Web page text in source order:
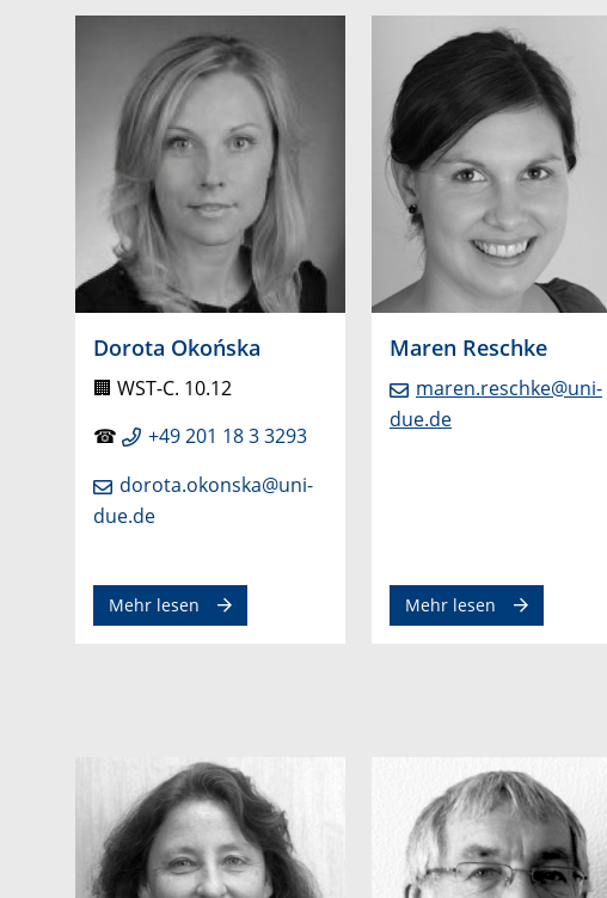
Dorota Okońska
🏢 WST-C. 10.12
☎
+49 201 18 3 3293
dorota.okonska@uni-
due.de
Mehr lesen
Maren Reschke
maren.reschke@uni-
due.de
Mehr lesen